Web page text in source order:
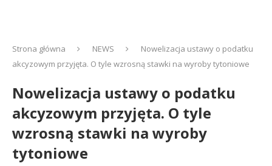
Strona główna NEWS
Nowelizacja ustawy o podatku
akcyzowym przyjęta. O tyle wzrosną stawki na wyroby tytoniowe
Nowelizacja ustawy o podatku
akcyzowym przyjęta. O tyle
wzrosną stawki na wyroby
tytoniowe